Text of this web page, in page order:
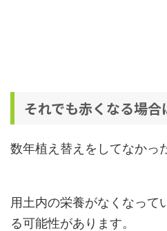
それでも赤くなる場合
数年植え替えをしてなかっ
用土内の栄養がなくなって
る可能性があります。